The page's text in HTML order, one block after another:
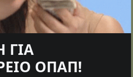
ΓΙΑ
ΟΠΑΠ!